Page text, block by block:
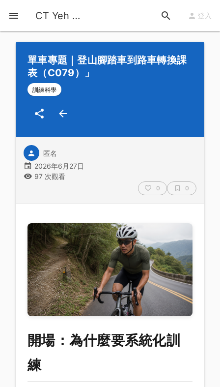
CT Yeh 公路車基地 登入
首頁 運動知識
單車專題｜登山腳踏車到路車轉換課
表（C079）」
訓練科學
匿名
2026年6月27日
97 次觀看
0 0
開場：為什麼要系統化訓
練